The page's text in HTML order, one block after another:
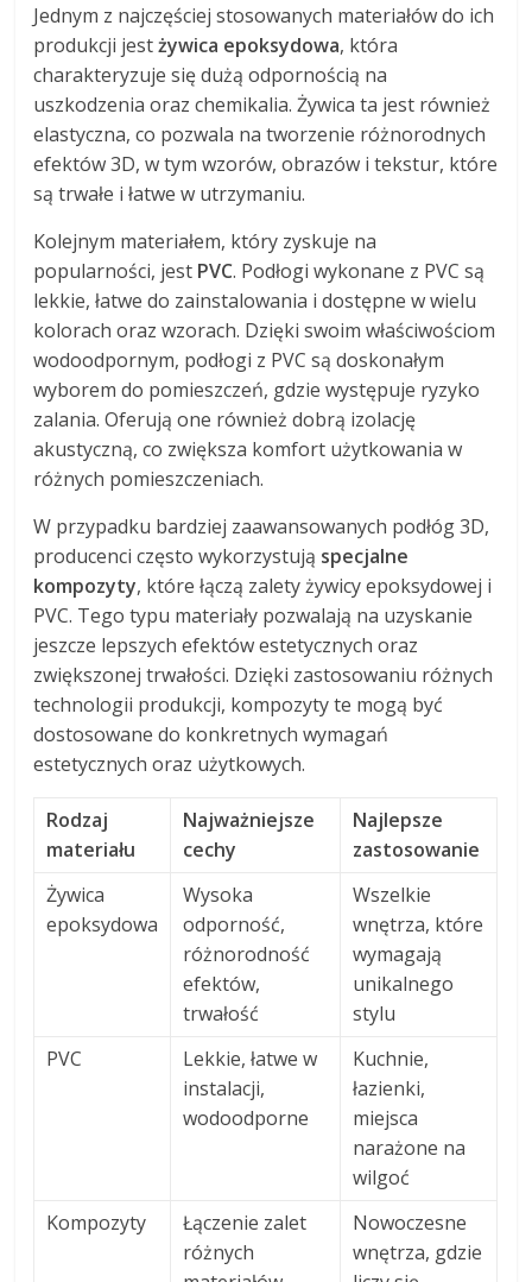
Jednym z najczęściej stosowanych materiałów do ich
produkcji jestżywica epoksydowa, która
charakteryzuje się dużą odpornością na
uszkodzenia oraz chemikalia. Żywica ta jest również
elastyczna, co pozwala na tworzenie różnorodnych
efektów 3D, w tym wzorów, obrazów i tekstur, które
są trwałe i łatwe w utrzymaniu.
Kolejnym materiałem, który zyskuje na
popularności, jest PVC. Podłogi wykonane z PVC są
lekkie, łatwe do zainstalowania i dostępne w wielu
kolorach oraz wzorach. Dzięki swoim właściwościom
wodoodpornym, podłogi z PVC są doskonałym
wyborem do pomieszczeń, gdzie występuje ryzyko
zalania. Oferują one również dobrą izolację
akustyczną, co zwiększa komfort użytkowania w
różnych pomieszczeniach.
W przypadku bardziej zaawansowanych podłóg 3D,
producenci często wykorzystują specjalne
kompozyty, które łączą zalety żywicy epoksydowej i
PVC. Tego typu materiały pozwalają na uzyskanie
jeszcze lepszych efektów estetycznych oraz
zwiększonej trwałości. Dzięki zastosowaniu różnych
technologii produkcji, kompozyty te mogą być
dostosowane do konkretnych wymagań
estetycznych oraz użytkowych.
Rodzaj
materiału
Najważniejsze
cechy
Najlepsze
zastosowanie
Żywica
epoksydowa
Wysoka
odporność,
różnorodność
efektów,
trwałość
Wszelkie
wnętrza, które
wymagają
unikalnego
stylu
PVC
Lekkie, łatwe w
instalacji,
wodoodporne
Kuchnie,
łazienki,
miejsca
narażone na
wilgoć
Kompozyty
Łączenie zalet
różnych
Nowoczesne
wnętrza, gdzie